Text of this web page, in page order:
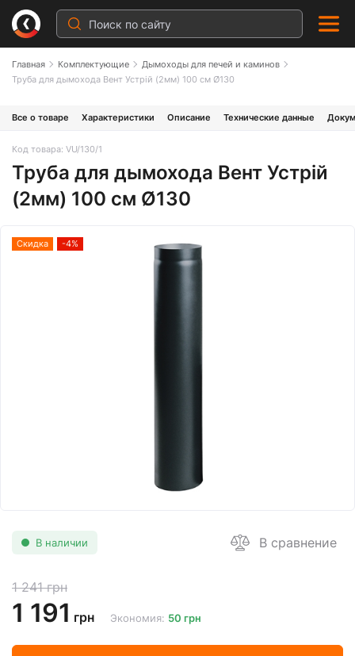
Главная Комплектующие
Дымоходы для печей и каминов
Труба для дымохода Вент Устрій (2мм) 100 см Ø130
Все о товаре Характеристики Описание Технические данные
Код товара: VU/130/1
Труба для дымохода Вент Устрій
(2мм) 100 см Ø130
Скидка -4%
В наличии В сравнение
1 241 грн
1 191 грн Экономия: 50 грн